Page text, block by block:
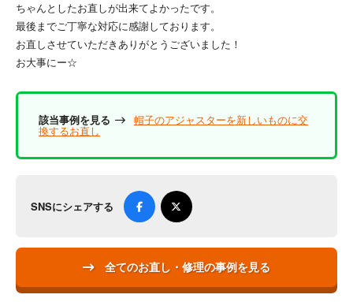
ちゃんとしたお直しが出来てよかったです。
最後までご丁寧な対応に感謝しております。
お直しさせていただきありがとうございました！
お大事にー☆
該当事例を見る 帽子のアジャスターを新しいものに交
換するお直し
SNSにシェアする
全てのお直し・修理の事例を見る